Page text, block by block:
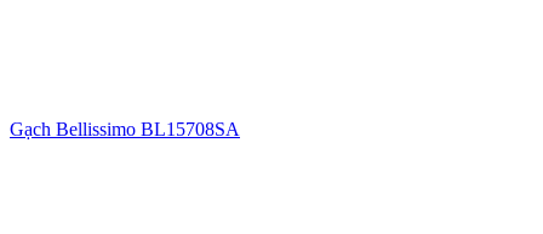
Gạch Bellissimo BL15708SA